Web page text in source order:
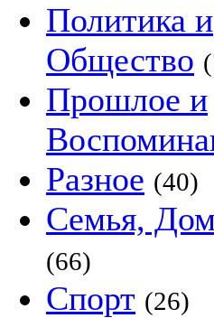
Политика и
Общество
Прошлое и
Разное (40)
Семья,
(66)
Спорт (26)